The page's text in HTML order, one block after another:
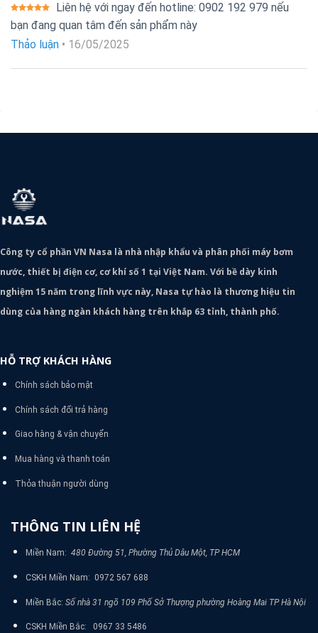
Được xếp
hạng 5 5
Liên hệ với ngay đến hotline: 0902 192 979 nếu
bạn đang quan tâm đến sản phẩm này
Thảo luận • 16/05/2025
Công ty cổ phần VN Nasa là nhà nhập khẩu và phân phối máy bơm
nước, thiết bị điện cơ, cơ khí số 1 tại Việt Nam. Với bề dày kinh
nghiệm 15 năm trong lĩnh vực này, Nasa tự hào là thương hiệu tin
dùng của hàng ngàn khách hàng trên khắp 63 tỉnh, thành phố.
HỖ TRỢ KHÁCH HÀNG
Chính sách bảo mật
Chính sách đổi trả hàng
Giao hàng & vận chuyển
Mua hàng và thanh toán
Thỏa thuận người dùng
THÔNG TIN LIÊN HỆ
Miền Nam: 480 Đường 51, Phường Thủ Dâu Một, TP HCM
CSKH Miền Nam: 0972 567 688
Miền Bắc: Số nhà 31 ngõ 109 Phố Sở Thượng phường Hoàng Mai TP Hà Nội
CSKH Miền Bắc: 0967 33 5486